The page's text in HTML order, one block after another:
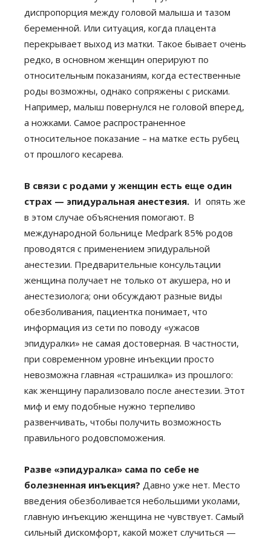
диспропорция между головой малыша и тазом
беременной. Или ситуация, когда плацента
перекрывает выход из матки. Такое бывает очень
редко, в основном женщин оперируют по
относительным показаниям, когда естественные
роды возможны, однако сопряжены с рисками.
Например, малыш повернулся не головой вперед,
а ножками. Самое распространенное
относительное показание – на матке есть рубец
от прошлого кесарева.
В связи с родами у женщин есть еще один
страх — эпидуральная анестезия. И опять же
в этом случае объяснения помогают. В
международной больнице Medpark 85% родов
проводятся с применением эпидуральной
анестезии. Предварительные консультации
женщина получает не только от акушера, но и
анестезиолога; они обсуждают разные виды
обезболивания, пациентка понимает, что
информация из сети по поводу «ужасов
эпидуралки» не самая достоверная. В частности,
при современном уровне инъекции просто
невозможна главная «страшилка» из прошлого:
как женщину парализовало после анестезии. Этот
миф и ему подобные нужно терпеливо
развенчивать, чтобы получить возможность
правильного родовспоможения.
Разве «эпидуралка» сама по себе не
болезненная инъекция? Давно уже нет. Место
введения обезболивается небольшими уколами,
главную инъекцию женщина не чувствует. Самый
сильный дискомфорт, какой может случиться —